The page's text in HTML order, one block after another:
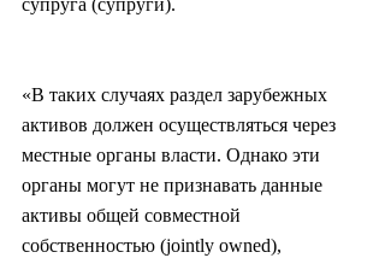
супруга (супруги).
«В таких случаях раздел зарубежных
активов должен осуществляться через
местные органы власти. Однако эти
органы могут не признавать данные
активы общей совместной
собственностью (jointly owned),